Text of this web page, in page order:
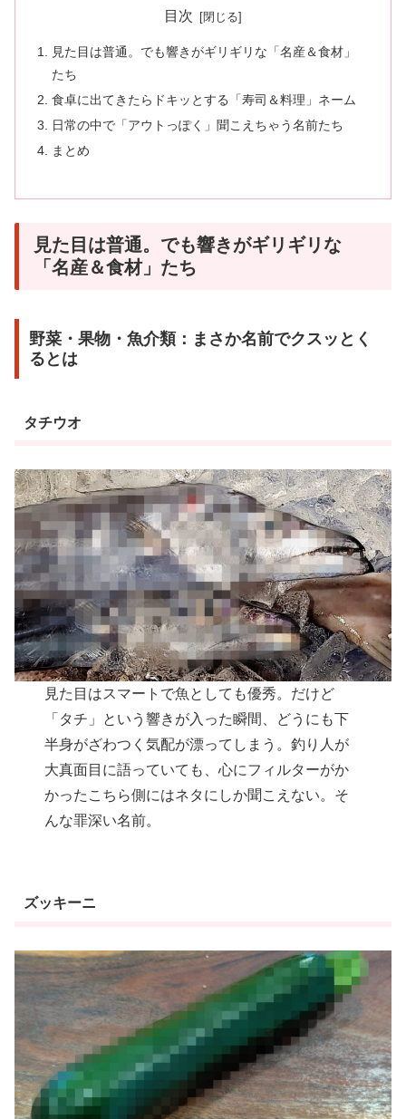
目次
見た目は普通。でも響きがギリギリな「名産＆食材」
たち
食卓に出てきたらドキッとする「寿司＆料理」ネーム
日常の中で「アウトっぽく」聞こえちゃう名前たち
まとめ
見た目は普通。でも響きがギリギリな
「名産＆食材」たち
野菜・果物・魚介類：まさか名前でクスッとく
るとは
タチウオ
見た目はスマートで魚としても優秀。だけど
「タチ」という響きが入った瞬間、どうにも下
半身がざわつく気配が漂ってしまう。釣り人が
大真面目に語っていても、心にフィルターがか
かったこちら側にはネタにしか聞こえない。そ
んな罪深い名前。
ズッキーニ